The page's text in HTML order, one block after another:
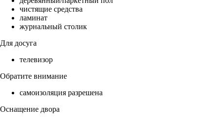
чистящие средства
ламинат
журнальный столик
Для досуга
телевизор
Обратите внимание
самоизоляция разрешена
Оснащение двора